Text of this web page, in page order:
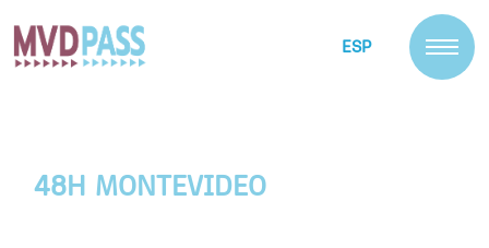
ESP
48H MONTEVIDEO